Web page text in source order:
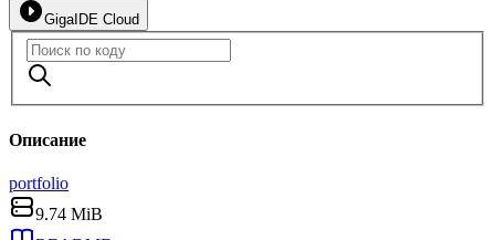
GigaIDE Cloud
Описание
portfolio
9.74 MiB